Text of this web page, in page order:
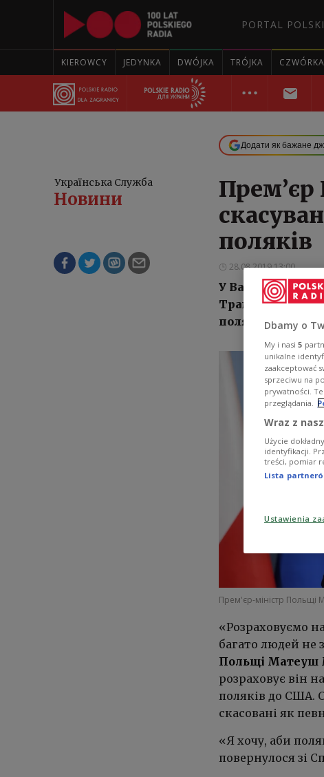
PORTAL
KIEROWCY JEDYNKA DWÓJKA TRÓJKA CZWÓRKA
Додати як бажане
Українська Служба
Нoвини
Прем’єр
поляків
28.08.2019 13:00
У Варшаві
Трамп
поляків
Прем'єр-міністр Польщі
«Розраховуємо
багато людей не
Польщі Матеуш
розраховує він
поляків до США.
скасовані як
«Я хочу, аби
повернулося зі
Dbamy o
My i nasi 5
unikalne
zaakceptować
sprzeciwu na
prywatności.
przeglądania.
Wraz z
Użycie
identyfikacji.
treści, pomiar
Lista
Ustawienia